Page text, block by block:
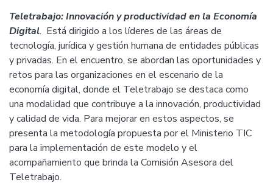
Teletrabajo: Innovación y productividad en la Economía
Digital. Está dirigido a los líderes de las áreas de
tecnología, jurídica y gestión humana de entidades públicas
y privadas. En el encuentro, se abordan las oportunidades y
retos para las organizaciones en el escenario de la
economía digital, donde el Teletrabajo se destaca como
una modalidad que contribuye a la innovación, productividad
y calidad de vida. Para mejorar en estos aspectos, se
presenta la metodología propuesta por el Ministerio TIC
para la implementación de este modelo y el
acompañamiento que brinda la Comisión Asesora del
Teletrabajo.